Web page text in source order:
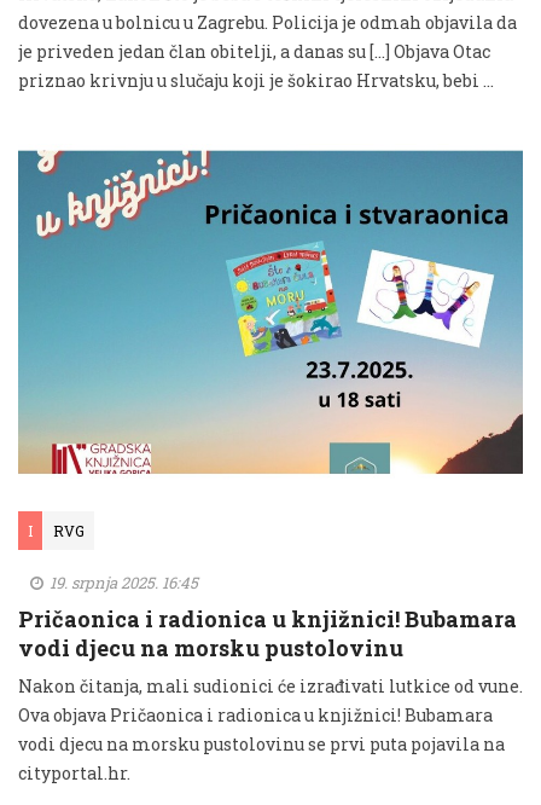
dovezena u bolnicu u Zagrebu. Policija je odmah objavila da
je priveden jedan član obitelji, a danas su […] Objava Otac
priznao krivnju u slučaju koji je šokirao Hrvatsku, bebi …
I RVG
19. srpnja 2025. 16:45
Pričaonica i radionica u knjižnici! Bubamara
vodi djecu na morsku pustolovinu
Nakon čitanja, mali sudionici će izrađivati lutkice od vune.
Ova objava Pričaonica i radionica u knjižnici! Bubamara
vodi djecu na morsku pustolovinu se prvi puta pojavila na
cityportal.hr.